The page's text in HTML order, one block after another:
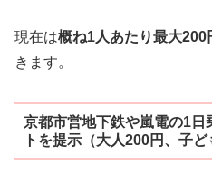
現在は概ね1人あたり最大200
きます。
京都市営地下鉄や嵐電の1日
トを提示（大人200円、子ど